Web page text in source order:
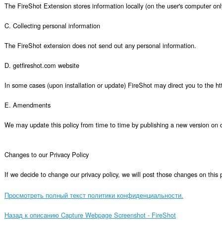
The FireShot Extension stores information locally (on the user's computer
C. Collecting personal information
The FireShot extension does not send out any personal information.
D. getfireshot.com website
In some cases (upon installation or update) FireShot may direct you to the
E. Amendments
We may update this policy from time to time by publishing a new version
Changes to our Privacy Policy
If we decide to change our privacy policy, we will post those changes on this
Просмотреть полный текст политики конфиденциальности.
Назад к описанию Capture Webpage Screenshot - FireShot